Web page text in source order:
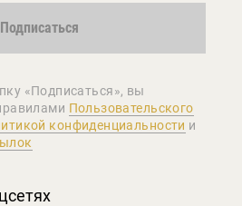
Подписаться
«Подписаться», вы
Пользовательского
конфиденциальности и